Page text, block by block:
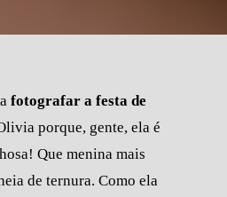
fotografar a festa de
porque, gente, ela é
Que menina mais
de ternura. Como ela